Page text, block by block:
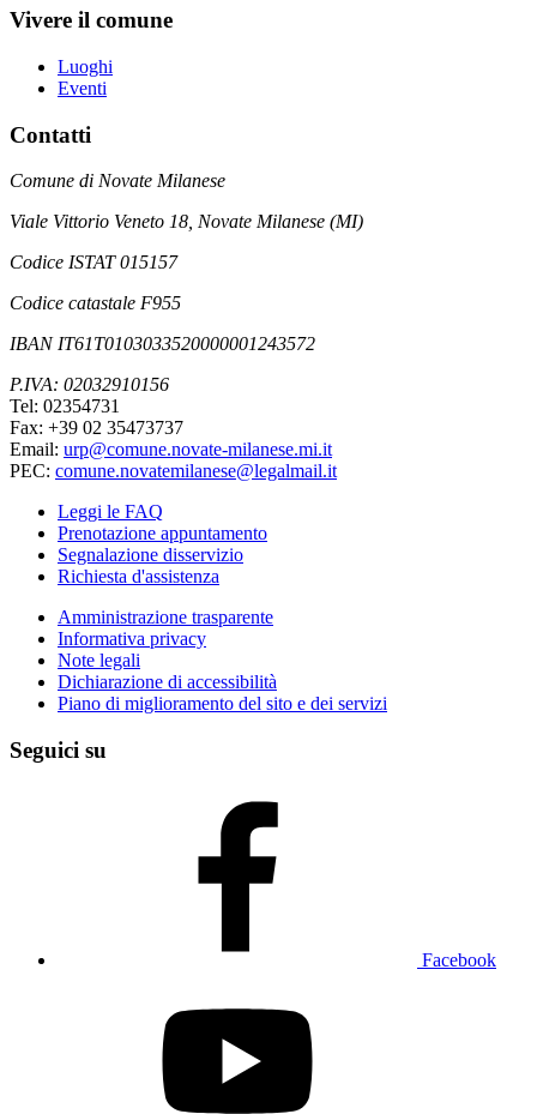
Vivere il comune
Luoghi
Eventi
Contatti
Comune di Novate Milanese
Viale Vittorio Veneto 18, Novate Milanese (MI)
Codice ISTAT 015157
Codice catastale F955
IBAN IT61T0103033520000001243572
P.IVA: 02032910156
Tel: 02354731
Fax: +39 02 35473737
Email: urp@comune.novate-milanese.mi.it
PEC: comune.novatemilanese@legalmail.it
Leggi le FAQ
Prenotazione appuntamento
Segnalazione disservizio
Richiesta d'assistenza
Amministrazione trasparente
Informativa privacy
Note legali
Dichiarazione di accessibilità
Piano di miglioramento del sito e dei servizi
Seguici su
Facebook